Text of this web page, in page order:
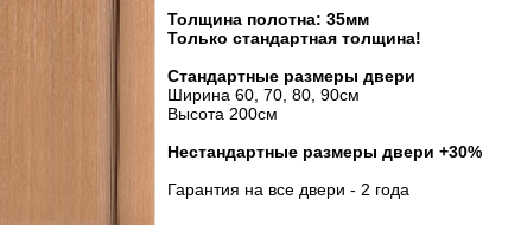
Толщина полотна: 35мм
Только стандартная толщина!
Стандартные размеры двери
Ширина 60, 70, 80, 90см
Высота 200см
Нестандартные размеры двери +30%
Гарантия на все двери - 2 года